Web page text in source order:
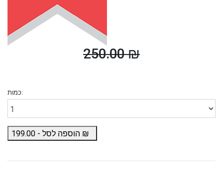
250.00 ₪
כמות:
הוספה לסל - 199.00